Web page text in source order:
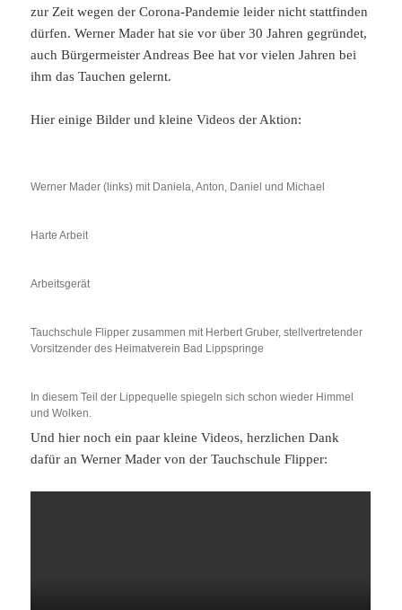
zur Zeit wegen der Corona-Pandemie leider nicht stattfinden
dürfen. Werner Mader hat sie vor über 30 Jahren gegründet,
auch Bürgermeister Andreas Bee hat vor vielen Jahren bei
ihm das Tauchen gelernt.
Hier einige Bilder und kleine Videos der Aktion:
Werner Mader (links) mit Daniela, Anton, Daniel und Michael
Harte Arbeit
Arbeitsgerät
Tauchschule Flipper zusammen mit Herbert Gruber, stellvertretender
Vorsitzender des Heimatverein Bad Lippspringe
In diesem Teil der Lippequelle spiegeln sich schon wieder Himmel
und Wolken.
Und hier noch ein paar kleine Videos, herzlichen Dank
dafür an Werner Mader von der Tauchschule Flipper: